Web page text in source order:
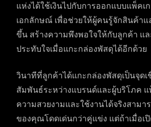
แห่งได้ใช้เงินไปกับการออกแบบแพ็คเ
เอกลักษณ์ เพื่อช่วยให้ผู้คนรู้จักสินค้าแ
ขึ้น สร้างความพึงพอใจให้กับลูกค้า แ
ประทับใจเมื่อแกะกล่องพัสดุได้อีกด้วย
วินาทีที่ลูกค้าได้แกะกล่องพัสดุเป็นจุด
สัมพันธ์ระหว่างแบรนด์และผู้บริโภค แ
ความสวยงามและใช้งานได้จริงสามา
ของคุณโดดเด่นกว่าคู่แข่ง แต่ถ้าเมื่อเ